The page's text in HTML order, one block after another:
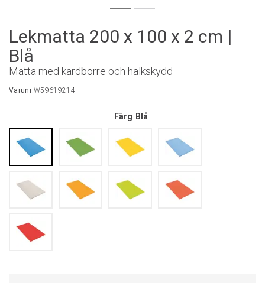
Lekmatta 200 x 100 x 2 cm |
Blå
Matta med kardborre och halkskydd
Varunr:W59619214
Färg Blå